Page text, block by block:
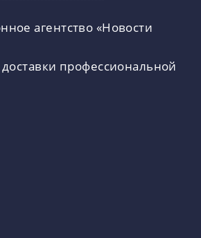
агентство «Новости
профессиональной